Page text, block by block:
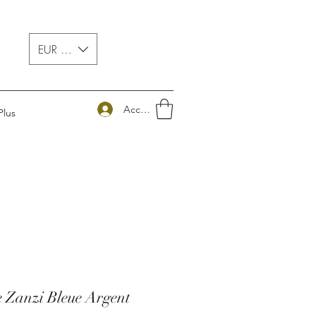
EUR (€)
Accedi
Bleue Argent